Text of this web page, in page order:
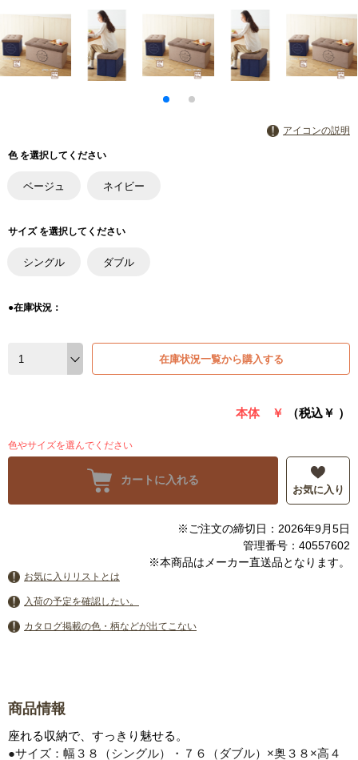
アイコンの説明
色 を選択してください
ベージュ ネイビー
サイズ を選択してください
シングル ダブル
●在庫状況：
在庫状況一覧から購入する
本体 ￥ （税込￥ ）
色やサイズを選んでください
カートに入れる
お気に入り
※ご注文の締切日：2026年9月5日
管理番号：40557602
※本商品はメーカー直送品となります。
お気に入りリストとは
入荷の予定を確認したい。
カタログ掲載の色・柄などが出てこない
商品情報
座れる収納で、すっきり魅せる。
●サイズ：幅３８（シングル）・７６（ダブル）×奥３８×高４